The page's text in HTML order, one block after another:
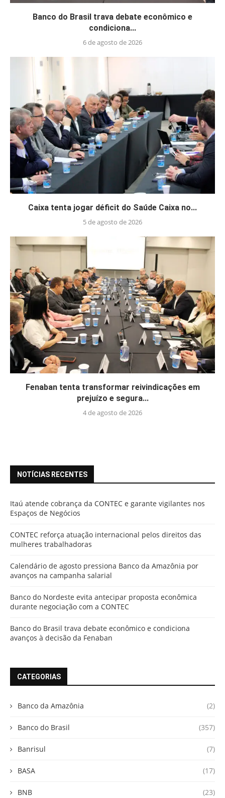
Banco do Brasil trava debate econômico e
condiciona...
6 de agosto de 2026
Caixa tenta jogar déficit do Saúde Caixa no...
5 de agosto de 2026
Fenaban tenta transformar reivindicações em
prejuízo e segura...
4 de agosto de 2026
NOTÍCIAS RECENTES
Itaú atende cobrança da CONTEC e garante vigilantes nos
Espaços de Negócios
CONTEC reforça atuação internacional pelos direitos das
mulheres trabalhadoras
Calendário de agosto pressiona Banco da Amazônia por
avanços na campanha salarial
Banco do Nordeste evita antecipar proposta econômica
durante negociação com a CONTEC
Banco do Brasil trava debate econômico e condiciona
avanços à decisão da Fenaban
CATEGORIAS
Banco da Amazônia (2)
Banco do Brasil (357)
Banrisul (7)
BASA (17)
BNB (23)